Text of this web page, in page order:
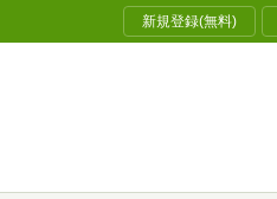
新規登録(無料)